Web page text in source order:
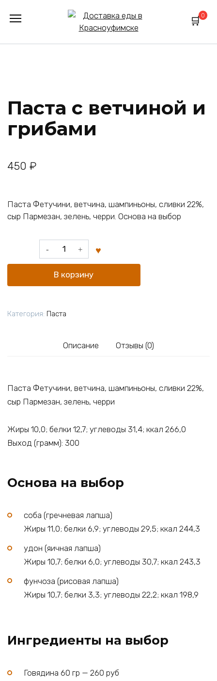
0
Паста с ветчиной и
грибами
450 ₽
Паста Фетучини, ветчина, шампиньоны, сливки 22%,
сыр Пармезан, зелень, черри. Основа на выбор
Количество
товара
грибами
В корзину
Категория: Паста
Описание Отзывы (0)
Паста Фетучини, ветчина, шампиньоны, сливки 22%,
сыр Пармезан, зелень, черри
Жиры 10,0; белки 12,7; углеводы 31,4; ккал 266,0
Выход (грамм): 300
Основа на выбор
соба (гречневая лапша)
Жиры 11,0; белки 6,9; углеводы 29,5; ккал 244,3
удон (яичная лапша)
Жиры 10,7; белки 6,0; углеводы 30,7; ккал 243,3
фунчоза (рисовая лапша)
Жиры 10,7; белки 3,3; углеводы 22,2; ккал 198,9
Ингредиенты на выбор
Говядина 60 гр — 260 руб